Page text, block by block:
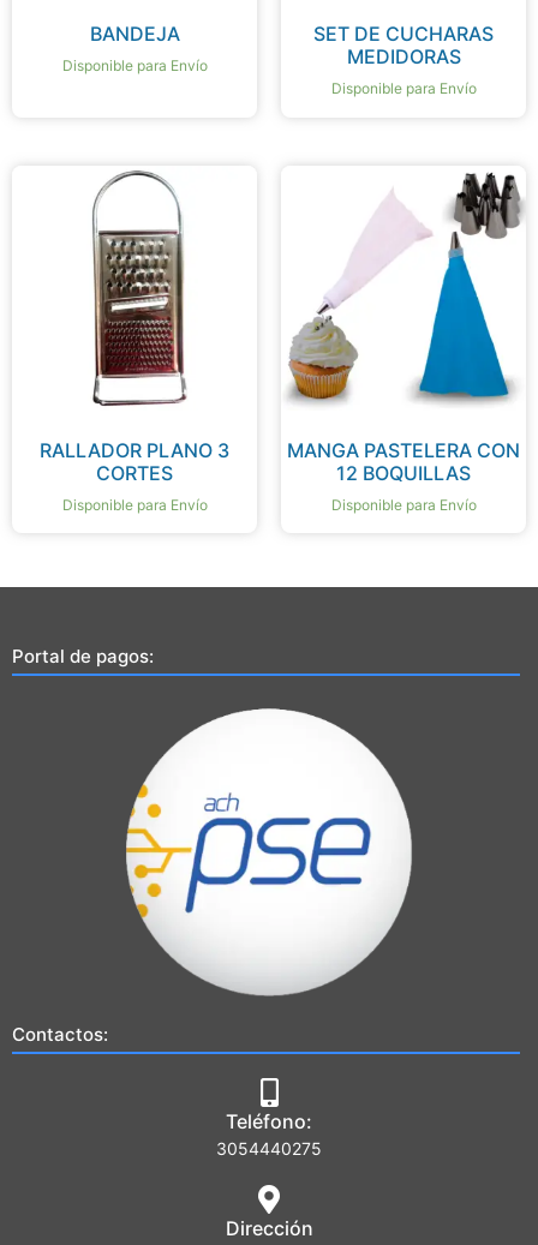
BANDEJA
Disponible para Envío
SET DE CUCHARAS
MEDIDORAS
Disponible para Envío
RALLADOR PLANO 3
CORTES
Disponible para Envío
MANGA PASTELERA CON
12 BOQUILLAS
Disponible para Envío
Portal de pagos:
Contactos:
Teléfono:
3054440275
Dirección